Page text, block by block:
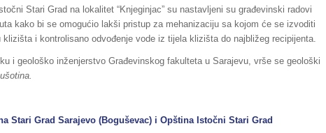
Stari Grad na lokalitet “Knjeginjac” su nastavljeni su građevinski radovi
kako bi se omogućio lakši pristup za mehanizaciju sa kojom će se izvoditi
i kontrolisano odvođenje vode iz tijela klizišta do najbližeg recipijenta.
i geološko inženjerstvo Građevinskog fakulteta u Sarajevu, vrše se geološki
Grad Sarajevo (Boguševac) i Opština Istočni Stari Grad